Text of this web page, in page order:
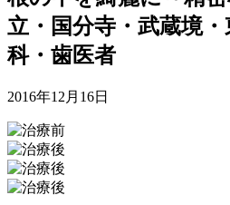
立・国分寺・武蔵境
科・歯医者
2016年12月16日